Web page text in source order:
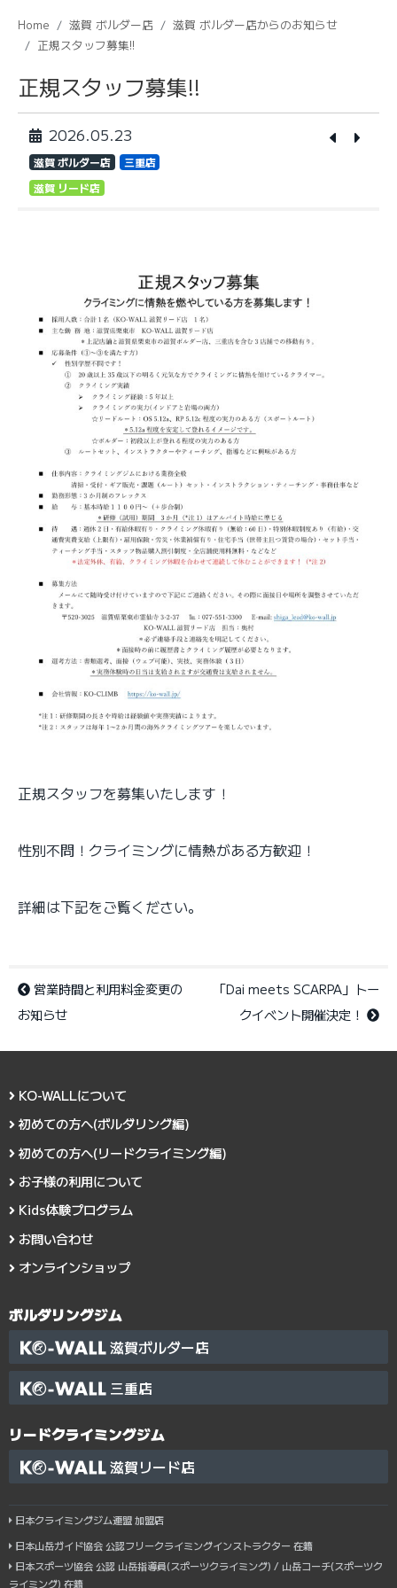
Home 滋賀 ボルダー店
滋賀 ボルダー店からのお知らせ
正規スタッフ募集!!
正規スタッフ募集!!
2026.05.23
滋賀 ボルダー店
三重店
滋賀 リード店
正規スタッフを募集いたします！
性別不問！クライミングに情熱がある方歓迎！
詳細は下記をご覧ください。
営業時間と利用料金変更の
お知らせ
「Dai meets SCARPA」トー
クイベント開催決定！
KO-WALLについて
初めての方へ(ボルダリング編)
初めての方へ(リードクライミング編)
お子様の利用について
Kids体験プログラム
お問い合わせ
オンラインショップ
ボルダリングジム
滋賀ボルダー店
三重店
リードクライミングジム
滋賀リード店
日本クライミングジム連盟 加盟店
日本山岳ガイド協会 公認フリークライミングインストラクター 在籍
日本スポーツ協会 公認 山岳指導員(スポーツクライミング) / 山岳コーチ(スポーツク
ライミング) 在籍